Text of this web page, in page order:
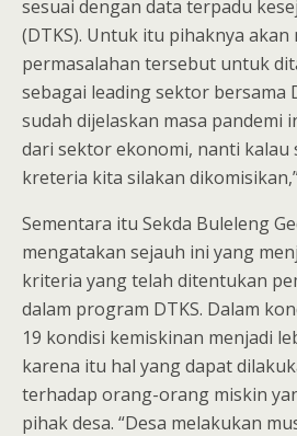
sesuai dengan data terpadu
(DTKS). Untuk itu pihaknya akan
permasalahan tersebut untuk
sebagai leading sektor bersama
sudah dijelaskan masa pandemi
dari sektor ekonomi, nanti kalau
kreteria kita silakan
Sementara itu Sekda Buleleng
mengatakan sejauh ini yang
kriteria yang telah ditentukan
dalam program DTKS. Dalam
19 kondisi kemiskinan menjadi
karena itu hal yang dapat
terhadap orang-orang miskin
pihak desa. “Desa melakukan